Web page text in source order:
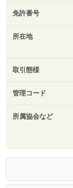
免許番号
所在地
取引態様
管理コード
所属協会など